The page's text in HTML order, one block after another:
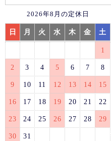
2026年8月の定休日
日 月 火 水 木 金 土
1
2 3 4 5 6 7 8
9 10 11 12 13 14 15
16 17 18 19 20 21 22
23 24 25 26 27 28 29
30 31